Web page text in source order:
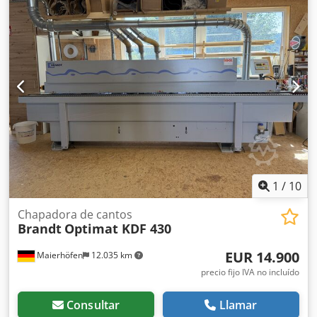
fresado fino para el rebaje y redondeo Unidad de
redondeo de esquinas WD60 Unidad de fresado de
desbaste Unidad de alisado de bordes Unidad de
aplicación de adhesivo Unidad de pulido Unidad de
pulverización Software de programación de la máquina
PowerControl PC20
desplazamiento: 11 m/min
1 / 10
Maierhöfen 12.035 km
Chapadora de cantos
Brandt Optimat KDF 430
EUR 14.900
precio fijo IVA no incluído
Consultar Llamar